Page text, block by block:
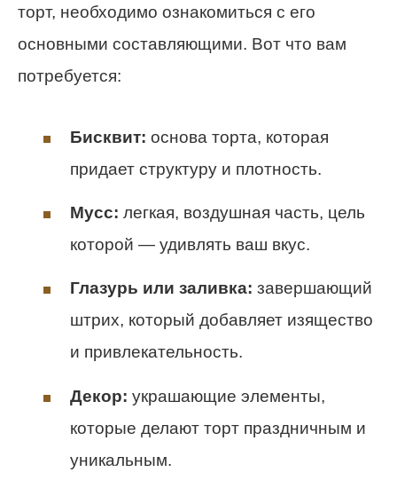
торт, необходимо ознакомиться с его
основными составляющими. Вот что вам
потребуется:
Бисквит: основа торта, которая
придает структуру и плотность.
Мусс: легкая, воздушная часть, цель
которой — удивлять ваш вкус.
Глазурь или заливка: завершающий
штрих, который добавляет изящество
и привлекательность.
Декор: украшающие элементы,
которые делают торт праздничным и
уникальным.